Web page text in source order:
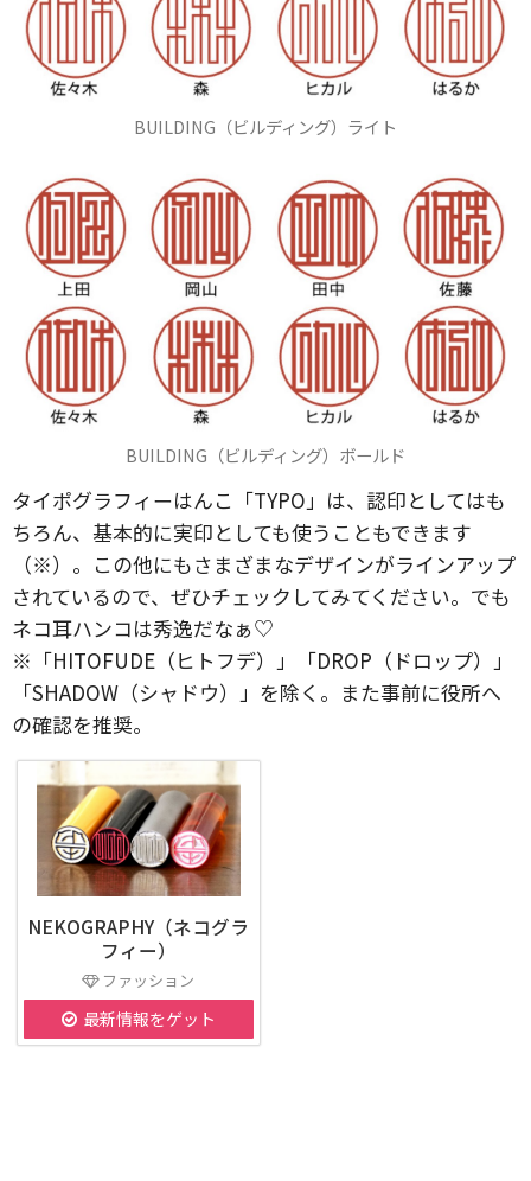
BUILDING（ビルディング）ライト
BUILDING（ビルディング）ボールド
タイポグラフィーはんこ「TYPO」は、認印としてはも
ちろん、基本的に実印としても使うこともできます
（※）。この他にもさまざまなデザインがラインアップ
されているので、ぜひチェックしてみてください。でも
ネコ耳ハンコは秀逸だなぁ♡
※「HITOFUDE（ヒトフデ）」「DROP（ドロップ）」
「SHADOW（シャドウ）」を除く。また事前に役所へ
の確認を推奨。
NEKOGRAPHY（ネコグラ
フィー）
ファッション
最新情報をゲット